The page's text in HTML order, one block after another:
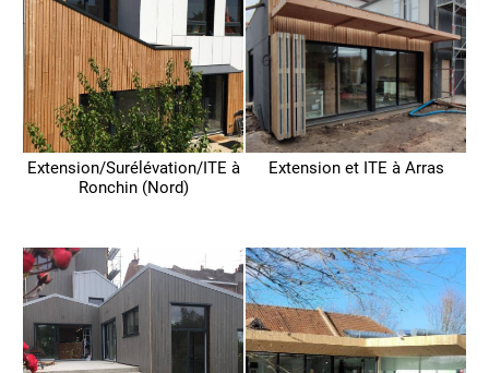
Extension/Surélévation/ITE à
Ronchin (Nord)
Extension et ITE à Arras